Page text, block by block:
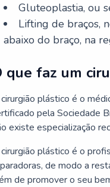
Gluteoplastia, ou
Lifting de braços,
abaixo do braço, na
que faz um
plástico é o
pela Sociedade
existe especialização
plástico é o
de modo a
de promover o seu